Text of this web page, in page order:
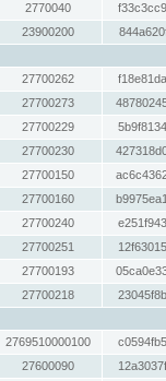
2770040
23900200
27700262
27700273
27700229
27700230
27700150
27700160
27700240
27700251
27700193
27700218
2769510000100
27600090